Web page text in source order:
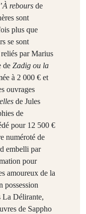
À rebours de
sont
plus que
se sont
par Marius
de Zadig ou la
à 2 000 € et
ouvrages
de Jules
de
pour 12 500 €
numéroté de
embelli par
pour
amoureux de la
possession
La Délirante,
de Sappho